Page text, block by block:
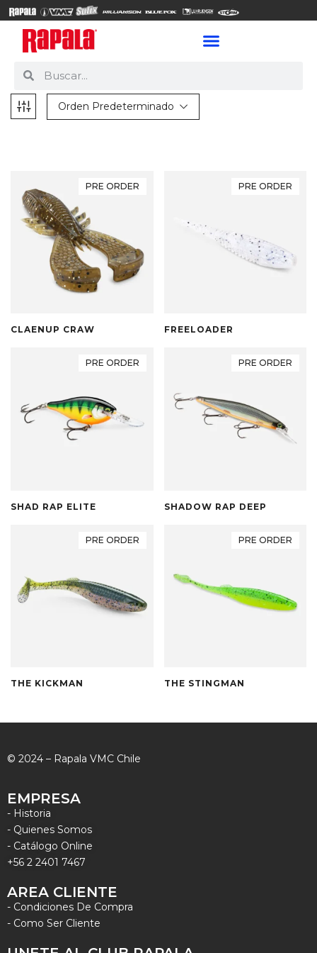
Orden Predeterminado
PRE ORDER
CLAENUP CRAW
PRE ORDER
FREELOADER
PRE ORDER
SHAD RAP ELITE
PRE ORDER
SHADOW RAP DEEP
PRE ORDER
THE KICKMAN
PRE ORDER
THE STINGMAN
© 2024 – Rapala VMC Chile
EMPRESA
- Historia
- Quienes Somos
- Catálogo Online
+56 2 2401 7467
AREA CLIENTE
- Condiciones De Compra
- Como Ser Cliente